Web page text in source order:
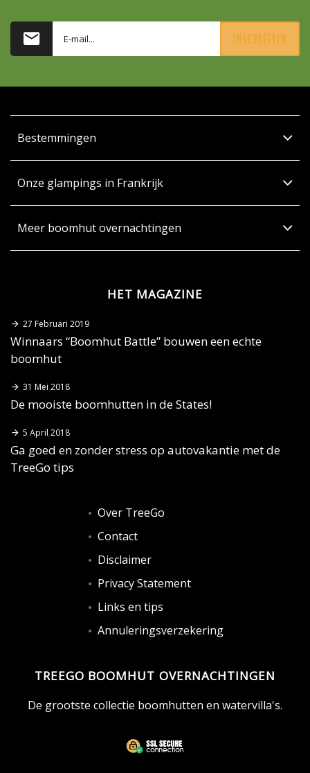
INSCHRIJVEN
Bestemmingen
Onze glampings in Frankrijk
Meer boomhut overnachtingen
HET MAGAZINE
27 Februari 2019
Winnaars “Boomhut Battle” bouwen een echte
boomhut
31 Mei 2018
De mooiste boomhutten in de States!
5 April 2018
Ga goed en zonder stress op autovakantie met de
TreeGo tips
Over TreeGo
Contact
Disclaimer
Privacy Statement
Links en tips
Annuleringsverzekering
TREEGO BOOMHUT OVERNACHTINGEN
De grootste collectie boomhutten en watervilla's.